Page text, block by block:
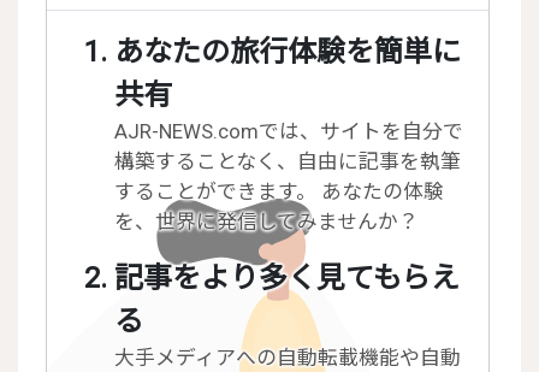
あなたの旅行体験を簡単に
共有
AJR-NEWS.comでは、サイトを自分で
構築することなく、自由に記事を執筆
することができます。 あなたの体験
を、世界に発信してみませんか？
記事をより多く見てもらえ
る
大手メディアへの自動転載機能や自動